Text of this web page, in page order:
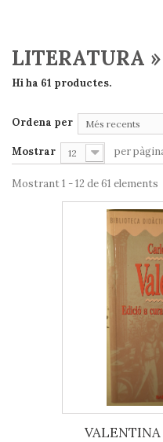
LITERATURA
Hi ha 61 productes.
Ordena per Més recents
Mostrar 12 per
Mostrant 1 - 12 de 61 elements